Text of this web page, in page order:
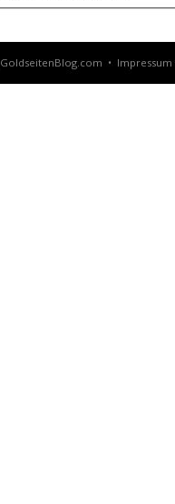
GoldseitenBlog.com • Impressum